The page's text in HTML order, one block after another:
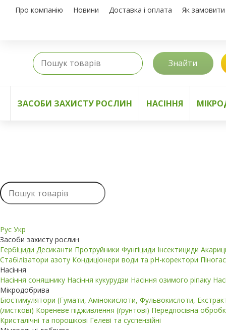
Про компанію Новини Доставка і оплата Як замовити
Знайти
ЗАСОБИ ЗАХИСТУ РОСЛИН НАСІННЯ
Рус Укр
Засоби захисту рослин
Гербіциди Десиканти Протруйники Фунгіциди Інсектициди
Стабілізатори азоту Кондиціонери води та pH-коректори
Насіння
Насіння соняшнику Насіння кукурудзи Насіння озимого ріпаку
Мікродобрива
Біостимулятори (Гумати, Амінокислоти, Фульвокислоти,
(листкові) Кореневе підживлення (ґрунтові) Передпосівна
Кристалічні та порошкові Гелеві та суспензійні